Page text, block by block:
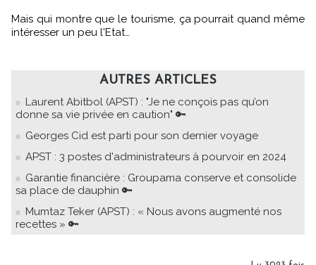
Mais qui montre que le tourisme, ça pourrait quand même
intéresser un peu l'Etat…
AUTRES ARTICLES
Laurent Abitbol (APST) : "Je ne conçois pas qu’on
donne sa vie privée en caution" 🔑
Georges Cid est parti pour son dernier voyage
APST : 3 postes d'administrateurs à pourvoir en 2024
Garantie financière : Groupama conserve et consolide
sa place de dauphin 🔑
Mumtaz Teker (APST) : « Nous avons augmenté nos
recettes » 🔑